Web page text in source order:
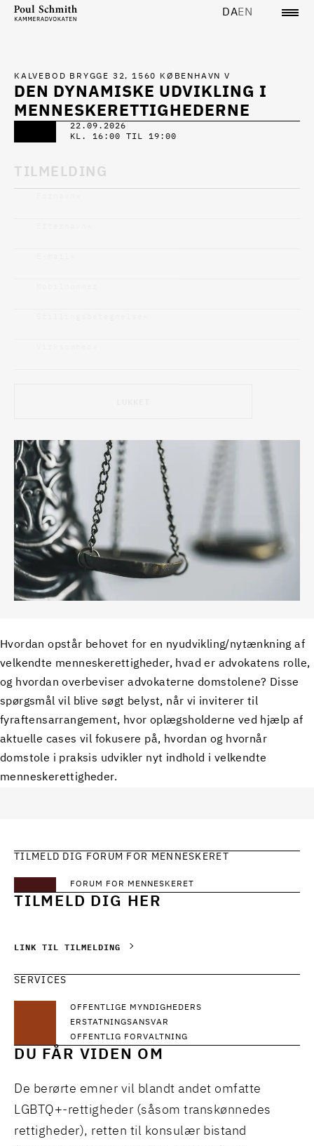
DAEN
DEN DYNAMISKE UDVIKLING I
MENNESKERETTIGHEDERNE
KALVEBOD BRYGGE 32, 1560 KØBENHAVN V
22.09.2026
KL. 16:00 TIL 19:00
TILMELDING
Hvordan opstår behovet for en nyudvikling/nytænkning af
velkendte menneskerettigheder, hvad er advokatens rolle,
og hvordan overbeviser advokaterne domstolene? Disse
spørgsmål vil blive søgt belyst, når vi inviterer til
fyraftensarrangement, hvor oplægsholderne ved hjælp af
aktuelle cases vil fokusere på, hvordan og hvornår
domstole i praksis udvikler nyt indhold i velkendte
menneskerettigheder.
TILMELD DIG FORUM FOR MENNESKERET
FORUM FOR MENNESKERET
TILMELD DIG HER
LINK TIL TILMELDING
SERVICES
OFFENTLIGE MYNDIGHEDERS
ERSTATNINGSANSVAR
OFFENTLIG FORVALTNING
DU FÅR VIDEN OM
De berørte emner vil blandt andet omfatte
LGBTQ+-rettigheder (såsom transkønnedes
rettigheder), retten til konsulær bistand